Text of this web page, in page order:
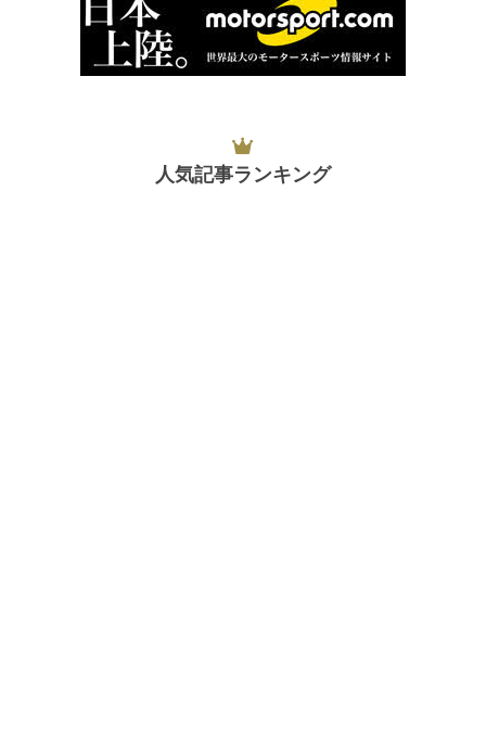
人気記事ランキング